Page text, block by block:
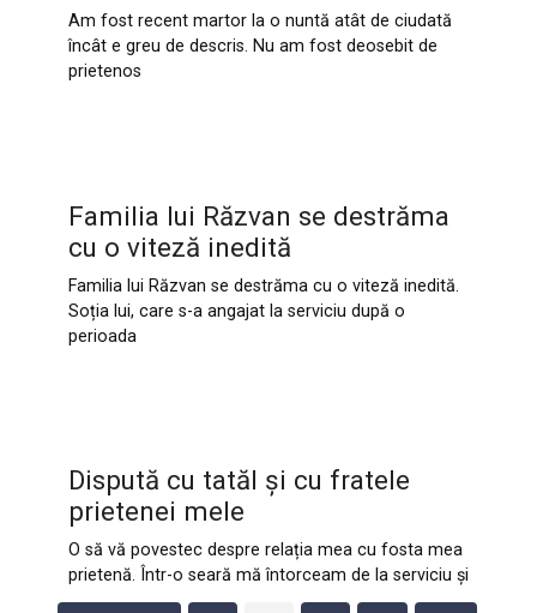
Am fost recent martor la o nuntă atât de ciudată
încât e greu de descris. Nu am fost deosebit de
prietenos
Familia lui Răzvan se destrăma
cu o viteză inedită
Familia lui Răzvan se destrăma cu o viteză inedită.
Soția lui, care s-a angajat la serviciu după o
perioada
Dispută cu tatăl și cu fratele
prietenei mele
O să vă povestec despre relația mea cu fosta mea
prietenă. Într-o seară mă întorceam de la serviciu și